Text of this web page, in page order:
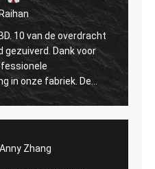
Mohammed
het mijn eerste keer om aan China
en de fabriek in één jaar
te bezoeken, bewoog de
dienst me telkens weer en
interessante dingen met me. En
Anny Zhang